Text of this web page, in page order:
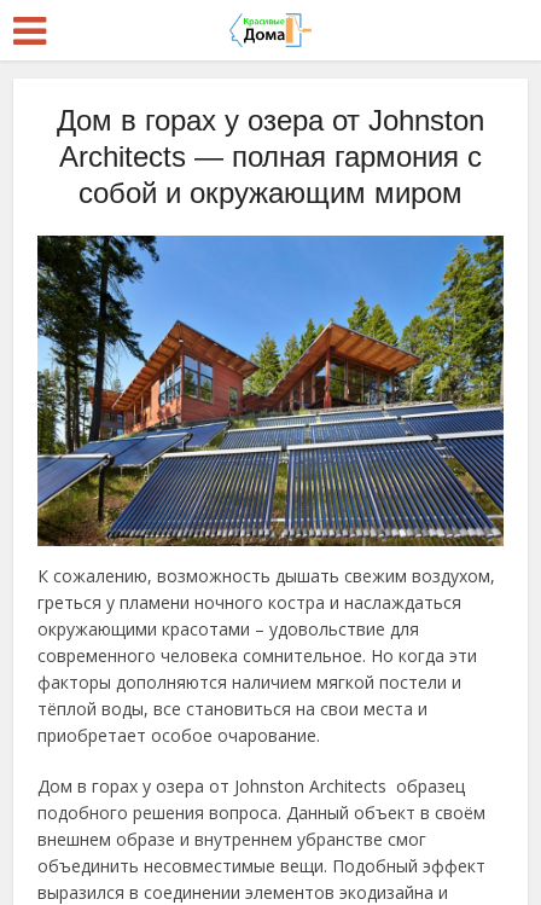
Дом в горах у озера от Johnston
Architects — полная гармония с
собой и окружающим миром
К сожалению, возможность дышать свежим воздухом,
греться у пламени ночного костра и наслаждаться
окружающими красотами – удовольствие для
современного человека сомнительное. Но когда эти
факторы дополняются наличием мягкой постели и
тёплой воды, все становиться на свои места и
приобретает особое очарование.
Дом в горах у озера от Johnston Architects образец
подобного решения вопроса. Данный объект в своём
внешнем образе и внутреннем убранстве смог
объединить несовместимые вещи. Подобный эффект
выразился в соединении элементов экодизайна и